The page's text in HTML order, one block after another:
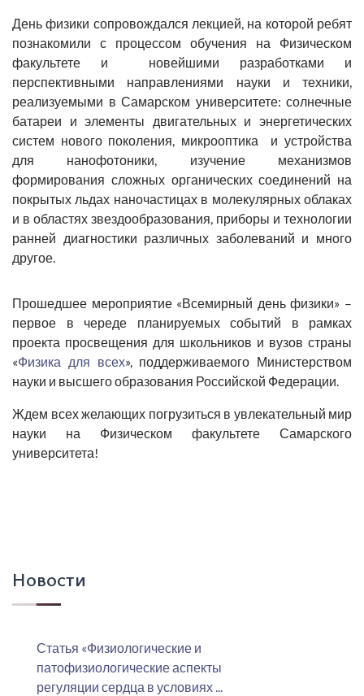
День физики сопровождался лекцией, на которой ребят
познакомили с процессом обучения на Физическом
факультете и новейшими разработками и
перспективными направлениями науки и техники,
реализуемыми в Самарском университете: солнечные
батареи и элементы двигательных и энергетических
систем нового поколения, микрооптика и устройства
для нанофотоники, изучение механизмов
формирования сложных органических соединений на
покрытых льдах наночастицах в молекулярных облаках
и в областях звездообразования, приборы и технологии
ранней диагностики различных заболеваний и много
другое.
Прошедшее мероприятие «Всемирный день физики» –
первое в череде планируемых событий в рамках
проекта просвещения для школьников и вузов страны
«Физика для всех», поддерживаемого Министерством
науки и высшего образования Российской Федерации.
Ждем всех желающих погрузиться в увлекательный мир
науки на Физическом факультете Самарского
университета!
Новости
Статья «Физиологические и
патофизиологические аспекты
регуляции сердца в условиях ...